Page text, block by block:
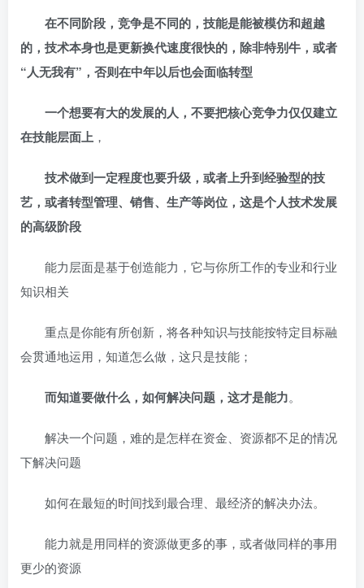
在不同阶段，竞争是不同的，技能是能被模仿和超越
的，技术本身也是更新换代速度很快的，除非特别牛，或者
“人无我有”，否则在中年以后也会面临转型
一个想要有大的发展的人，不要把核心竞争力仅仅建立
在技能层面上 ，
技术做到一定程度也要升级，或者上升到经验型的技
艺，或者转型管理、销售、生产等岗位，这是个人技术发展
的高级阶段
能力层面是基于创造能力，它与你所工作的专业和行业
知识相关
重点是你能有所创新，将各种知识与技能按特定目标融
会贯通地运用，知道怎么做，这只是技能；
而知道要做什么，如何解决问题，这才是能力。
解决一个问题，难的是怎样在资金、资源都不足的情况
下解决问题
如何在最短的时间找到最合理、最经济的解决办法。
能力就是用同样的资源做更多的事，或者做同样的事用
更少的资源